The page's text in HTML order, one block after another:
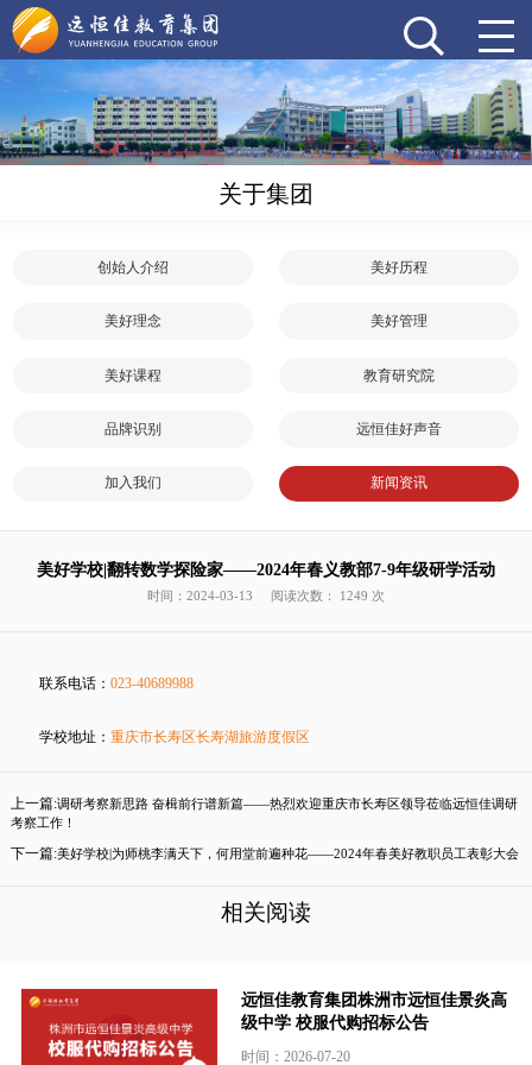
关于集团
创始人介绍 美好历程
美好理念 美好管理
美好课程 教育研究院
品牌识别 远恒佳好声音
加入我们 新闻资讯
美好学校|翻转数学探险家——2024年春义教部7-9年级研学活动
时间：2024-03-13 阅读次数： 1249 次
联系电话： 023-40689988
学校地址： 重庆市长寿区长寿湖旅游度假区
上一篇:调研考察新思路 奋楫前行谱新篇——热烈欢迎重庆市长寿区领导莅临远恒佳调研
考察工作！
下一篇:美好学校|为师桃李满天下，何用堂前遍种花——2024年春美好教职员工表彰大会
相关阅读
远恒佳教育集团株洲市远恒佳景炎高
级中学 校服代购招标公告
时间：2026-07-20